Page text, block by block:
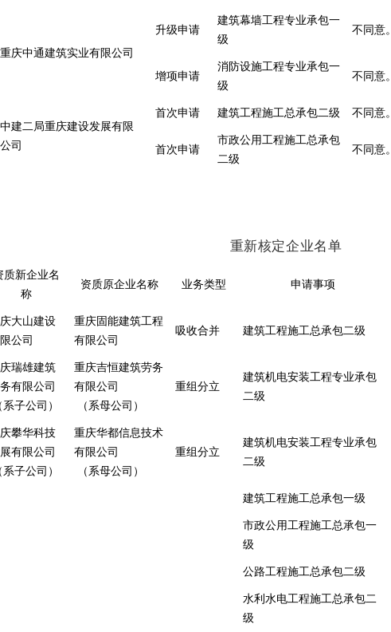
重庆中通建筑实业有限公司
升级申请
建筑幕墙工程专业承包一
级
不同意。
增项申请
消防设施工程专业承包一
级
不同意。
中建二局重庆建设发展有限
公司
首次申请 建筑工程施工总承包二级 不同意。
首次申请
市政公用工程施工总承包
二级
不同意。
重新核定企业名单
质新企业名
称
资质原企业名称 业务类型 申请事项
大山建设
公司
重庆固能建筑工程
有限公司
吸收合并 建筑工程施工总承包二级
瑞雄建筑
有限公司
系子公司）
重庆吉恒建筑劳务
有限公司
（系母公司）
重组分立
建筑机电安装工程专业承包
二级
攀华科技
有限公司
系子公司）
重庆华都信息技术
有限公司
（系母公司）
重组分立
建筑机电安装工程专业承包
二级
建筑工程施工总承包一级
市政公用工程施工总承包一
级
公路工程施工总承包二级
水利水电工程施工总承包二
级